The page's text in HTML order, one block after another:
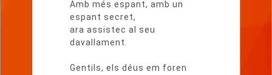
Amb més espant, amb un
espant secret,
ara assistec al seu
davallament.
Gentils, els déus em foren